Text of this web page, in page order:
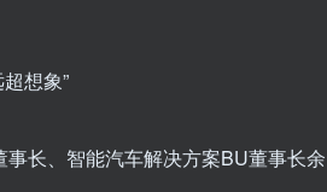
想象”
长、智能汽车解决方案BU董事长余